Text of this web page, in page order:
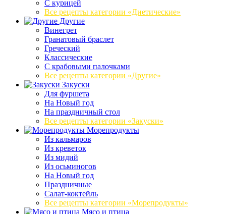
С курицей
Все рецепты категории «Диетические»
Другие
Винегрет
Гранатовый браслет
Греческий
Классические
С крабовыми палочками
Все рецепты категории «Другие»
Закуски
Для фуршета
На Новый год
На праздничный стол
Все рецепты категории «Закуски»
Морепродукты
Из кальмаров
Из креветок
Из мидий
Из осьминогов
На Новый год
Праздничные
Салат-коктейль
Все рецепты категории «Морепродукты»
Мясо и птица